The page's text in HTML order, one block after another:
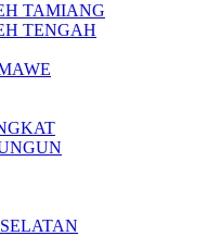
TAMIANG
TENGAH